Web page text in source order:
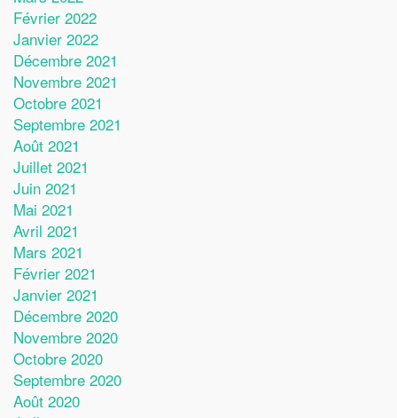
Février 2022
Janvier 2022
Décembre 2021
Novembre 2021
Octobre 2021
Septembre 2021
Août 2021
Juillet 2021
Juin 2021
Mai 2021
Avril 2021
Mars 2021
Février 2021
Janvier 2021
Décembre 2020
Novembre 2020
Octobre 2020
Septembre 2020
Août 2020